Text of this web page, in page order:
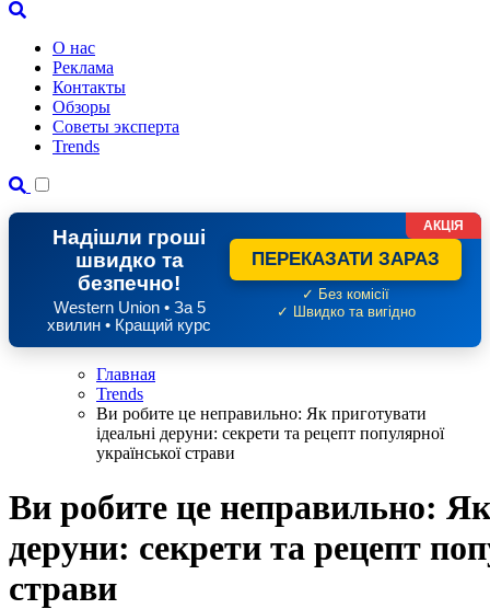
О нас
Реклама
Контакты
Обзоры
Советы эксперта
Trends
Надішли гроші
швидко та
безпечно!
Western Union • За 5
хвилин • Кращий курс
ПЕРЕКАЗАТИ ЗАРАЗ
✓ Без комісії
✓ Швидко та вигідно
АКЦІЯ
Главная
Trends
Ви робите це неправильно: Як приготувати
ідеальні деруни: секрети та рецепт популярної
української страви
Ви робите це неправильно: Як
деруни: секрети та рецепт
страви